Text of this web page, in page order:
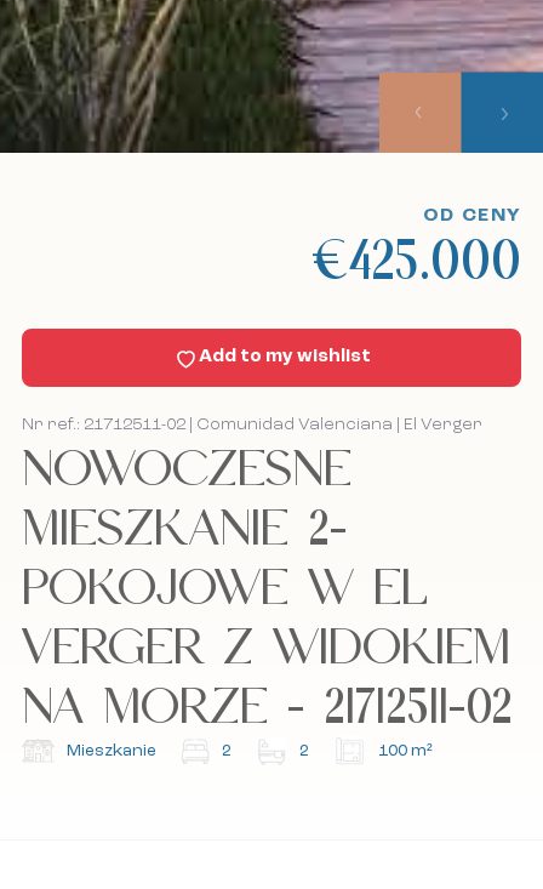
O nas
Nasze podejście
Sell With Us
Aktualności
Kontakt
Bel mij terug
Akceptuję politykę cookies, politykę
prywatności oraz regulamin.
Zapisz się do naszego newslettera.
Bel mij terug
Akceptuję politykę cookies, politykę
prywatności oraz regulamin.
Zapisz się do naszego newslettera.
Nr ref.: 21712511-02 | Comunidad Valenciana | El Verger
NOWOCZESNE
MIESZKANIE 2-
POKOJOWE W EL
VERGER Z WIDOKIEM
NA MORZE - 21712511-02
Mieszkanie 2 2 100 m²
OD CENY
€425.000
Add to my wishlist